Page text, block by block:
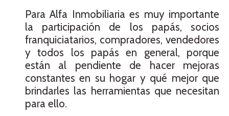
Para Alfa Inmobiliaria es muy importante
la participación de los papás, socios
franquiciatarios, compradores, vendedores
y todos los papás en general, porque
están al pendiente de hacer mejoras
constantes en su hogar y qué mejor que
brindarles las herramientas que necesitan
para ello.